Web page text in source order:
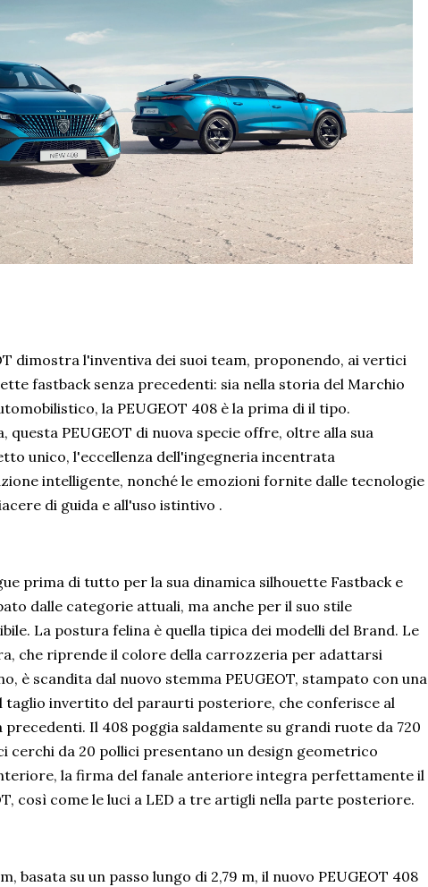
dimostra l'inventiva dei suoi team, proponendo, ai vertici
fastback senza precedenti: sia nella storia del Marchio
la PEUGEOT 408 è la prima di il tipo.
questa PEUGEOT di nuova specie offre, oltre alla sua
unico, l'eccellenza dell'ingegneria incentrata
intelligente, nonché le emozioni fornite dalle tecnologie
di guida e all'uso istintivo .
prima di tutto per la sua dinamica silhouette Fastback e
dalle categorie attuali, ma anche per il suo stile
La postura felina è quella tipica dei modelli del Brand. Le
che riprende il colore della carrozzeria per adattarsi
è scandita dal nuovo stemma PEUGEOT, stampato con una
taglio invertito del paraurti posteriore, che conferisce al
Il 408 poggia saldamente su grandi ruote da 720
cerchi da 20 pollici presentano un design geometrico
la firma del fanale anteriore integra perfettamente il
così come le luci a LED a tre artigli nella parte posteriore.
basata su un passo lungo di 2,79 m, il nuovo PEUGEOT 408